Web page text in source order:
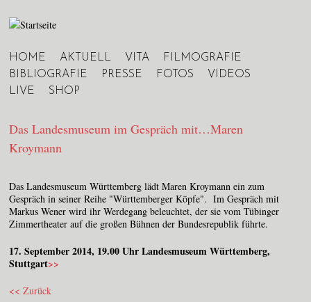
Hauptmenü
HOME AKTUELL VITA
FILMOGRAFIE
BIBLIOGRAFIE
PRESSE FOTOS
VIDEOS
LIVE
SHOP
Das Landesmuseum im Gespräch mit…Maren
Kroymann
Das Landesmuseum Württemberg lädt Maren Kroymann ein zum
Gespräch in seiner Reihe "Württemberger Köpfe". Im Gespräch mit
Markus Wener wird ihr Werdegang beleuchtet, der sie vom Tübinger
Zimmertheater auf die großen Bühnen der Bundesrepublik führte.
17. September 2014, 19.00 Uhr Landesmuseum Württemberg,
Stuttgart>>
<< Zurück